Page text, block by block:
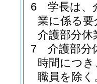
6
学長は、
業に係る
介護部分
7
介護部分
時間につき
職員を除く